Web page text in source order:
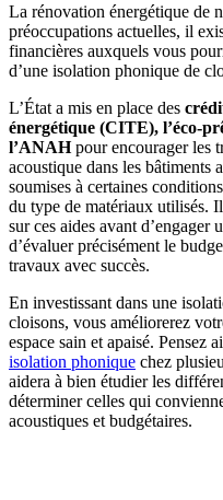
La rénovation énergétique de
préoccupations actuelles, il
financières auxquels vous
d’une isolation phonique de
L’État a mis en place des
énergétique (CITE), l’éco-
l’ANAHpour encourager les
acoustique dans les bâtiments
soumises à certaines
du type de matériaux utilisés.
sur ces aides avant
d’évaluer précisément le
travaux avec succès.
En investissant dans une
cloisons, vous améliorerez
espace sain et apaisé. Pensez
isolation phonique chez
aidera à bien étudier les
déterminer celles qui
acoustiques et budgétaires.